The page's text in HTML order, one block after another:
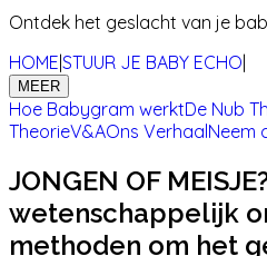
Ontdek het geslacht van je
HOME|STUUR JE BABY ECHO|
MEER
Hoe Babygram werktDe Nub
TheorieV&AOns VerhaalNeem
JONGEN OF
wetenschappelijk
methoden om het